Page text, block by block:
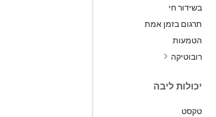
בשידור חי
תרגום בזמן אמת
הטמעות
רובוטיקה
יכולות ליבה
טקסט